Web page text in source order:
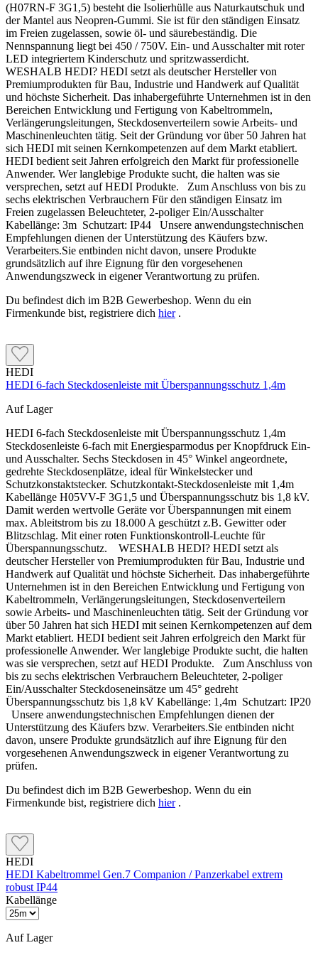
(H07RN-F 3G1,5) besteht die Isolierhülle aus Naturkautschuk und
der Mantel aus Neopren-Gummi. Sie ist für den ständigen Einsatz
im Freien zugelassen, sowie öl- und säurebeständig. Die
Nennspannung liegt bei 450 / 750V. Ein- und Ausschalter mit roter
LED integriertem Kinderschutz und spritzwasserdicht.
WESHALB HEDI? HEDI setzt als deutscher Hersteller von
Premiumprodukten für Bau, Industrie und Handwerk auf Qualität
und höchste Sicherheit. Das inhabergeführte Unternehmen ist in den
Bereichen Entwicklung und Fertigung von Kabeltrommeln,
Verlängerungsleitungen, Steckdosenverteilern sowie Arbeits- und
Maschinenleuchten tätig. Seit der Gründung vor über 50 Jahren hat
sich HEDI mit seinen Kernkompetenzen auf dem Markt etabliert.
HEDI bedient seit Jahren erfolgreich den Markt für professionelle
Anwender. Wer langlebige Produkte sucht, die halten was sie
versprechen, setzt auf HEDI Produkte. Zum Anschluss von bis zu
sechs elektrischen Verbrauchern Für den ständigen Einsatz im
Freien zugelassen Beleuchteter, 2-poliger Ein/Ausschalter
Kabellänge: 3m Schutzart: IP44 Unsere anwendungstechnischen
Empfehlungen dienen der Unterstützung des Käufers bzw.
Verarbeiters.Sie entbinden nicht davon, unsere Produkte
grundsätzlich auf ihre Eignung für den vorgesehenen
Anwendungszweck in eigener Verantwortung zu prüfen.
Du befindest dich im B2B Gewerbeshop. Wenn du ein
Firmenkunde bist, registriere dich hier.
HEDI
HEDI 6-fach Steckdosenleiste mit Überspannungsschutz 1,4m
Auf Lager
HEDI 6-fach Steckdosenleiste mit Überspannungsschutz 1,4m
Steckdosenleiste 6-fach mit Energiesparmodus per Knopfdruck Ein-
und Ausschalter. Sechs Steckdosen in 45° Winkel angeordnete,
gedrehte Steckdosenplätze, ideal für Winkelstecker und
Schutzkonstaktstecker. Schutzkontakt-Steckdosenleiste mit 1,4m
Kabellänge H05VV-F 3G1,5 und Überspannungsschutz bis 1,8 kV.
Damit werden wertvolle Geräte vor Überspannungen mit einem
max. Ableitstrom bis zu 18.000 A geschützt z.B. Gewitter oder
Blitzschlag. Mit einer roten Funktionskontroll-Leuchte für
Überspannungsschutz. WESHALB HEDI? HEDI setzt als
deutscher Hersteller von Premiumprodukten für Bau, Industrie und
Handwerk auf Qualität und höchste Sicherheit. Das inhabergeführte
Unternehmen ist in den Bereichen Entwicklung und Fertigung von
Kabeltrommeln, Verlängerungsleitungen, Steckdosenverteilern
sowie Arbeits- und Maschinenleuchten tätig. Seit der Gründung vor
über 50 Jahren hat sich HEDI mit seinen Kernkompetenzen auf dem
Markt etabliert. HEDI bedient seit Jahren erfolgreich den Markt für
professionelle Anwender. Wer langlebige Produkte sucht, die halten
was sie versprechen, setzt auf HEDI Produkte. Zum Anschluss von
bis zu sechs elektrischen Verbrauchern Beleuchteter, 2-poliger
Ein/Ausschalter Steckdoseneinsätze um 45° gedreht
Überspannungsschutz bis 1,8 kV Kabellänge: 1,4m Schutzart: IP20
Unsere anwendungstechnischen Empfehlungen dienen der
Unterstützung des Käufers bzw. Verarbeiters.Sie entbinden nicht
davon, unsere Produkte grundsätzlich auf ihre Eignung für den
vorgesehenen Anwendungszweck in eigener Verantwortung zu
prüfen.
Du befindest dich im B2B Gewerbeshop. Wenn du ein
Firmenkunde bist, registriere dich hier.
HEDI
HEDI Kabeltrommel Gen.7 Companion / Panzerkabel extrem
robust IP44
Kabellänge
Auf Lager